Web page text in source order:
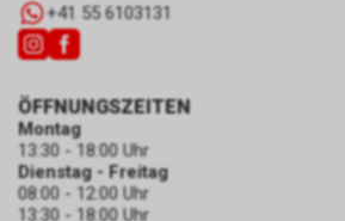
+41 55 6103131
ÖFFNUNGSZEITEN
Montag
13:30 - 18:00 Uhr
Dienstag - Freitag
08:00 - 12:00 Uhr
13:30 - 18:00 Uhr